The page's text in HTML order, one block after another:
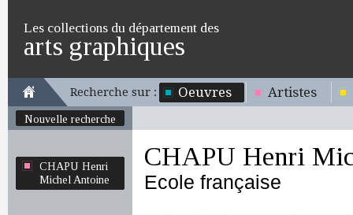
Les collections du département des
arts graphiques
Recherche sur : Oeuvres Artistes
Nouvelle recherche
CHAPU Henri
Michel Antoine
CHAPU Henri
Ecole française